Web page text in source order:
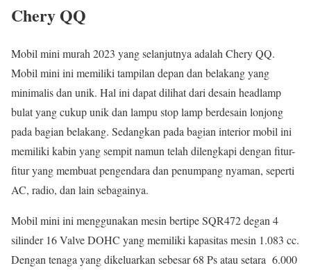
Chery QQ
Mobil mini murah 2023 yang selanjutnya adalah Chery QQ.
Mobil mini ini memiliki tampilan depan dan belakang yang
minimalis dan unik. Hal ini dapat dilihat dari desain headlamp
bulat yang cukup unik dan lampu stop lamp berdesain lonjong
pada bagian belakang. Sedangkan pada bagian interior mobil ini
memiliki kabin yang sempit namun telah dilengkapi dengan fitur-
fitur yang membuat pengendara dan penumpang nyaman, seperti
AC, radio, dan lain sebagainya.
Mobil mini ini menggunakan mesin bertipe SQR472 degan 4
silinder 16 Valve DOHC yang memiliki kapasitas mesin 1.083 cc.
Dengan tenaga yang dikeluarkan sebesar 68 Ps atau setara 6.000